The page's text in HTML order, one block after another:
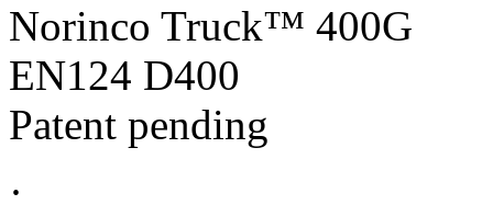
Norinco Truck™ 400G
EN124 D400
Patent pending
·